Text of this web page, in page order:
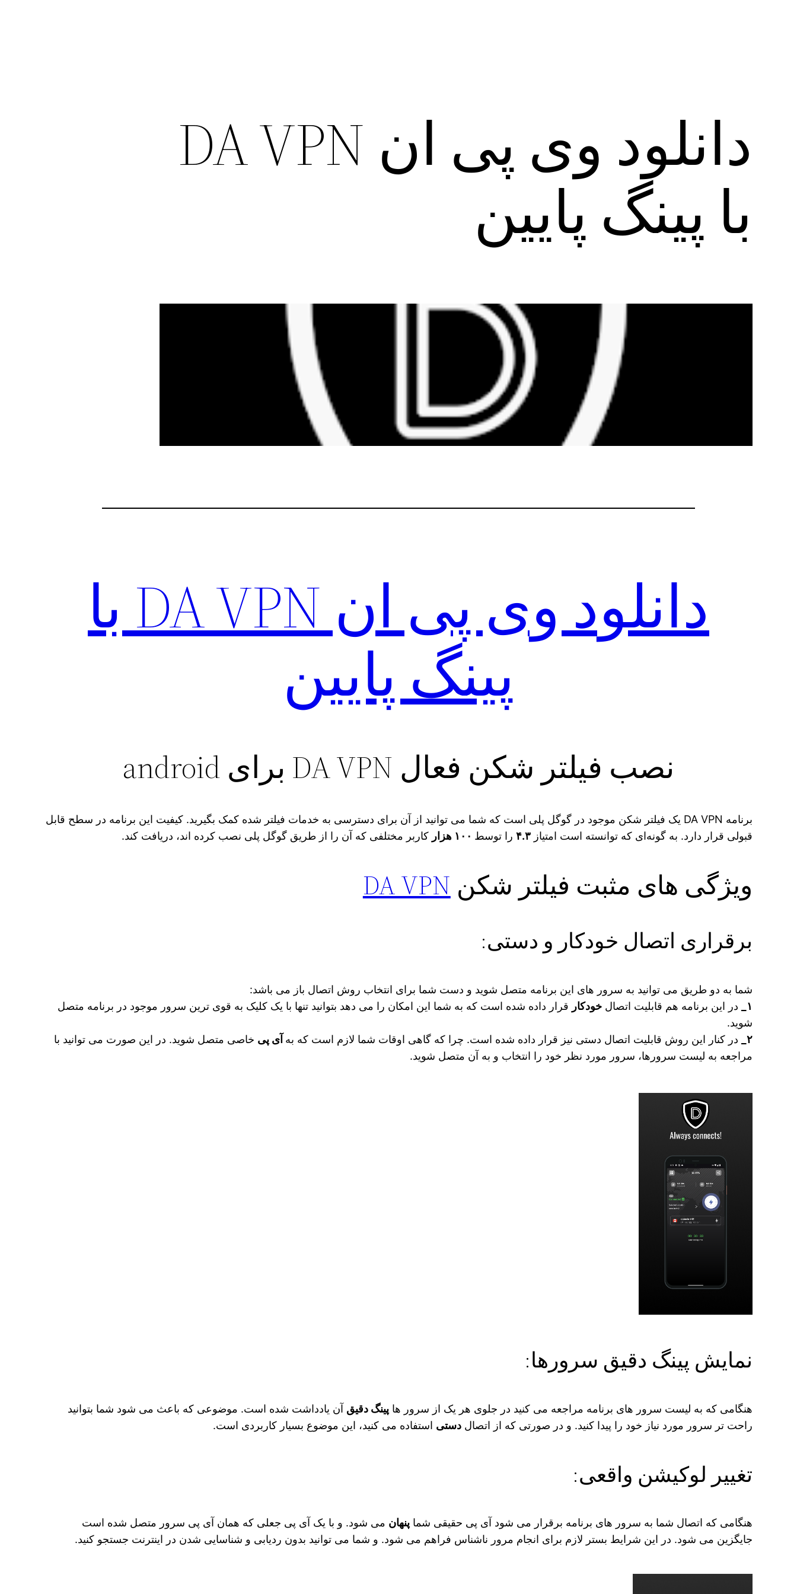
دانلود وی پی ان DA VPN
با پینگ پایین
دانلود وی پی ان DA VPN با
پینگ پایین
نصب فیلتر شکن فعال DA VPN برای android
برنامه DA VPN یک فیلتر شکن موجود در گوگل پلی است که شما می‌ توانید از آن برای دسترسی به خدمات فیلتر شده کمک بگیرید. کیفیت این برنامه در سطح قابل
قبولی قرار دارد. به گونه‌ای که توانسته است امتیاز۴.۳ را توسط کاربر مختلفی که آن را از طریق گوگل پلی نصب کرده اند، دریافت کند.
ویژگی های مثبت فیلتر شکن DA VPN
برقراری اتصال خودکار و دستی:
شما به دو طریق می‌ توانید به سرور های این برنامه متصل شوید و دست شما برای انتخاب روش اتصال باز می‌ باشد:
۱_
در این برنامه هم قابلیت اتصالخودکار قرار داده شده است که به شما این امکان را می‌ دهد بتوانید تنها با یک کلیک به قوی‌ ترین سرور موجود در برنامه متصل
شوید.
۲_
در کنار این روش قابلیت اتصال دستی نیز قرار داده شده است. چرا که گاهی اوقات شما لازم است که به آی پی خاصی متصل شوید. در این صورت می‌ توانید با
مراجعه به لیست سرورها، سرور مورد نظر خود را انتخاب و به آن متصل شوید.
نمایش پینگ دقیق سرورها:
هنگامی که به لیست سرور های برنامه مراجعه می‌ کنید در جلوی هر یک از سرور هاپینگ دقیق آن یادداشت شده است. موضوعی که باعث می‌ شود شما بتوانید
راحت ‌تر سرور مورد نیاز خود را پیدا کنید. و در صورتی که از اتصالدستی استفاده می‌ کنید، این موضوع بسیار کاربردی است.
تغییر لوکیشن واقعی:
هنگامی که اتصال شما به سرور های برنامه برقرار می‌ شود آی‌ پی حقیقی شماپنهان می‌ شود. و با یک آی پی جعلی که همان آی پی سرور متصل شده است
جایگزین می‌ شود. در این شرایط بستر لازم برای انجام مرور ناشناس فراهم می‌ شود. و شما می‌ توانید بدون ردیابی و شناسایی شدن در اینترنت جستجو کنید.